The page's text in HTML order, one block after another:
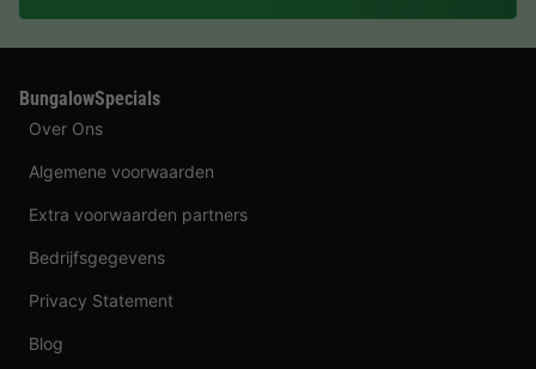
BungalowSpecials
Over Ons
Algemene voorwaarden
Extra voorwaarden partners
Bedrijfsgegevens
Privacy Statement
Blog